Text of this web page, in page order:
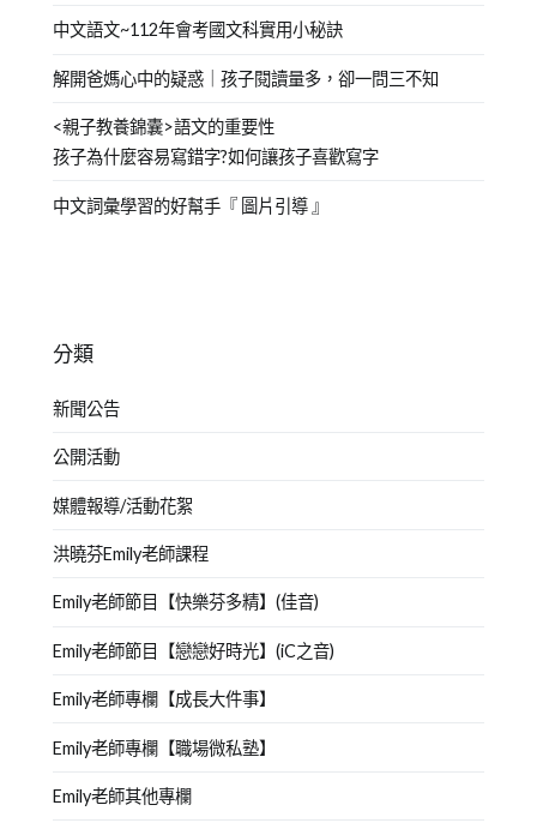
中文語文~112年會考國文科實用小秘訣
解開爸媽心中的疑惑｜孩子閱讀量多，卻一問三不知
<親子教養錦囊>語文的重要性
孩子為什麼容易寫錯字?如何讓孩子喜歡寫字
中文詞彙學習的好幫手『 圖片引導 』
分類
新聞公告
公開活動
媒體報導/活動花絮
洪曉芬Emily老師課程
Emily老師節目【快樂芬多精】(佳音)
Emily老師節目【戀戀好時光】(iC之音)
Emily老師專欄【成長大件事】
Emily老師專欄【職場微私塾】
Emily老師其他專欄